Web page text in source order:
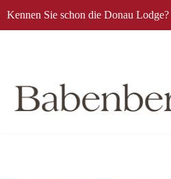
Kennen Sie schon die Donau Lodge?